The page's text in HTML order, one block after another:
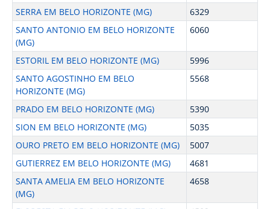
SERRA EM BELO HORIZONTE (MG)
6329
SANTO ANTONIO EM BELO HORIZONTE
(MG)
6060
ESTORIL EM BELO HORIZONTE (MG)
5996
SANTO AGOSTINHO EM BELO
HORIZONTE (MG)
5568
PRADO EM BELO HORIZONTE (MG)
5390
SION EM BELO HORIZONTE (MG)
5035
OURO PRETO EM BELO HORIZONTE (MG)
5007
GUTIERREZ EM BELO HORIZONTE (MG)
4681
SANTA AMELIA EM BELO HORIZONTE
(MG)
4658